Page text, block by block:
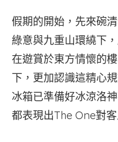
假期的開始，先來碗
綠意與九重山環繞下
在遊賞於東方情懷的
下，更加認識這精心
冰箱已準備好冰涼洛
都表現出The One對